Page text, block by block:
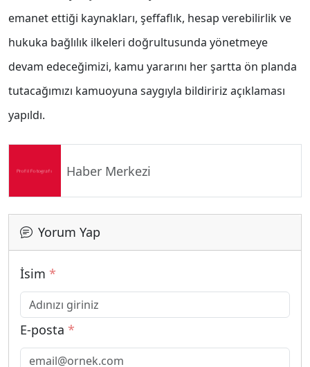
emanet ettiği kaynakları, şeffaflık, hesap verebilirlik ve
hukuka bağlılık ilkeleri doğrultusunda yönetmeye
devam edeceğimizi, kamu yararını her şartta ön planda
tutacağımızı kamuoyuna saygıyla bildiririz açıklaması
yapıldı.
Haber Merkezi
Yorum Yap
İsim *
E-posta *